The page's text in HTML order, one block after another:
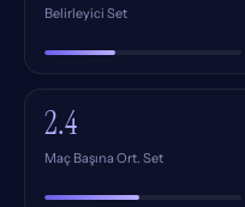
Belirleyici Set
2.4
Maç Başına Ort. Set